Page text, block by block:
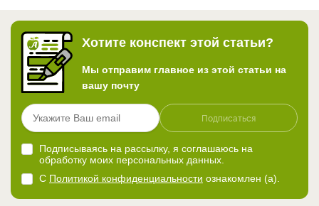
Хотите конспект этой статьи?
Мы отправим главное из этой статьи на
вашу почту
Подписаться
Подписываясь на рассылку, я соглашаюсь на
обработку моих персональных данных.
С Политикой конфиденциальности ознакомлен (а).